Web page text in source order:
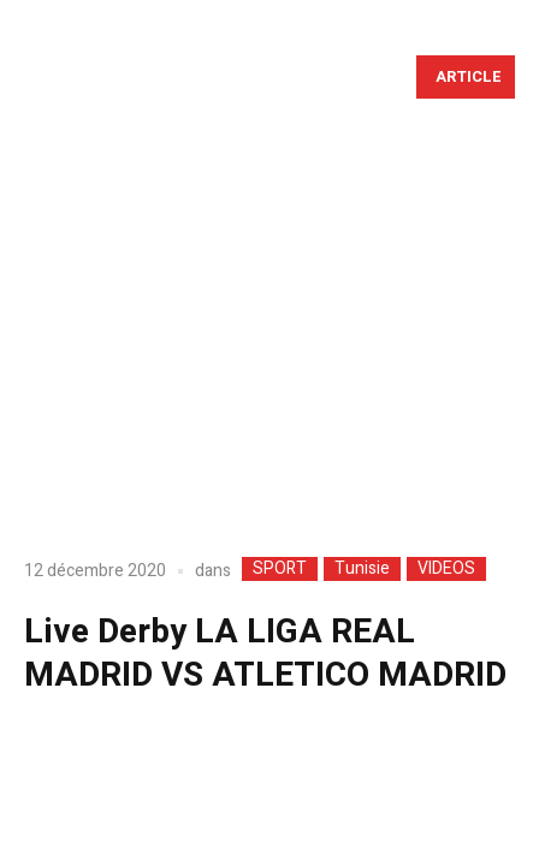
ARTICLE
12 décembre 2020 dans SPORT Tunisie VIDEOS
Live Derby LA LIGA REAL
MADRID VS ATLETICO MADRID